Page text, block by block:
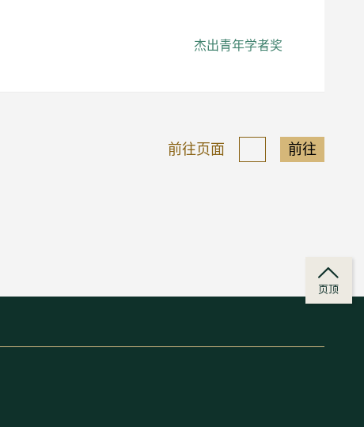
杰出青年学者奖
前往页面 前往
页顶